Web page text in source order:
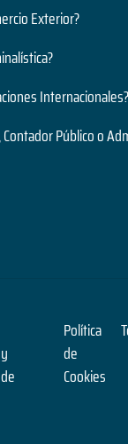
Informática
Civiles
Exterior?
Internacionales?
Público o
Política
de
Cookies